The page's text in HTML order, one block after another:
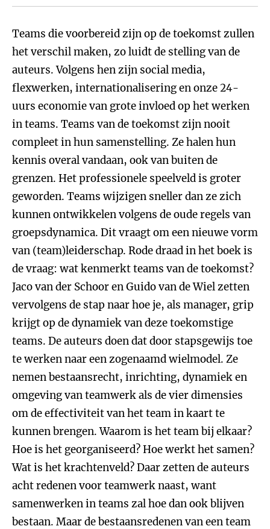
Teams die voorbereid zijn op de toekomst zullen
het verschil maken, zo luidt de stelling van de
auteurs. Volgens hen zijn social media,
flexwerken, internationalisering en onze 24-
uurs economie van grote invloed op het werken
in teams. Teams van de toekomst zijn nooit
compleet in hun samenstelling. Ze halen hun
kennis overal vandaan, ook van buiten de
grenzen. Het professionele speelveld is groter
geworden. Teams wijzigen sneller dan ze zich
kunnen ontwikkelen volgens de oude regels van
groepsdynamica. Dit vraagt om een nieuwe vorm
van (team)leiderschap. Rode draad in het boek is
de vraag: wat kenmerkt teams van de toekomst?
Jaco van der Schoor en Guido van de Wiel zetten
vervolgens de stap naar hoe je, als manager, grip
krijgt op de dynamiek van deze toekomstige
teams. De auteurs doen dat door stapsgewijs toe
te werken naar een zogenaamd wielmodel. Ze
nemen bestaansrecht, inrichting, dynamiek en
omgeving van teamwerk als de vier dimensies
om de effectiviteit van het team in kaart te
kunnen brengen. Waarom is het team bij elkaar?
Hoe is het georganiseerd? Hoe werkt het samen?
Wat is het krachtenveld? Daar zetten de auteurs
acht redenen voor teamwerk naast, want
samenwerken in teams zal hoe dan ook blijven
bestaan. Maar de bestaansredenen van een team